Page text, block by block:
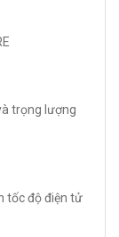
trọng lượng
tốc độ điện tử